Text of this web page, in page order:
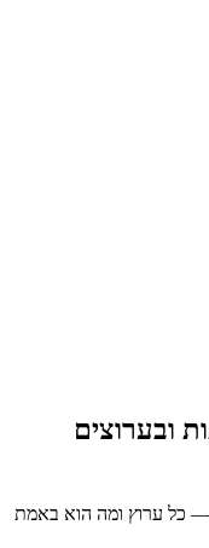
ובערוצים
— כל ערוץ ומה הוא באמת